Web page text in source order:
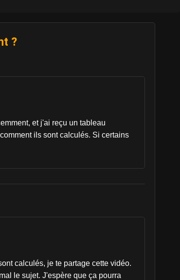
?
et j'ai reçu un tableau
ils sont calculés. Si certains
calculés, je te partage cette vidéo.
le sujet. J'espère que ça pourra